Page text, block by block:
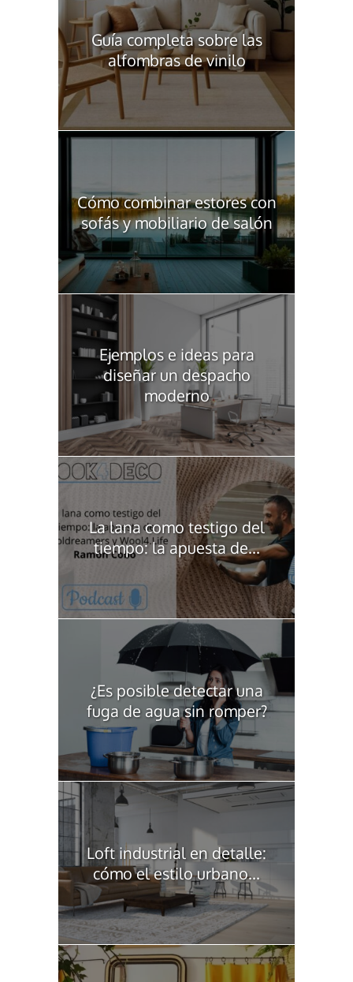
Guía completa sobre las
alfombras de vinilo
Cómo combinar estores con
sofás y mobiliario de salón
Ejemplos e ideas para
diseñar un despacho
moderno
La lana como testigo del
tiempo: la apuesta de...
¿Es posible detectar una
fuga de agua sin romper?
Loft industrial en detalle:
cómo el estilo urbano...